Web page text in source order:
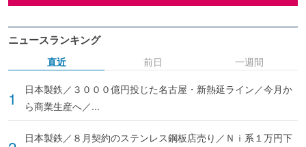
ニュースランキング
直近
日本製鉄／３０００億円投じた名古屋・新熱延ライン／今月か
ら商業生産へ／...
日本製鉄／８月契約のステンレス鋼板店売り／Ｎｉ系１万円下
前日 一週間